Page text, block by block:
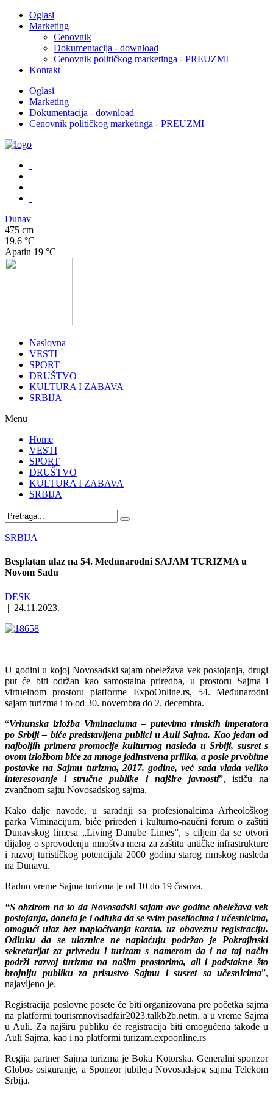
Oglasi
Marketing
Cenovnik
Dokumentacija - download
Cenovnik političkog marketinga - PREUZMI
Kontakt
Oglasi
Marketing
Dokumentacija - download
Cenovnik političkog marketinga - PREUZMI
Dunav
475 cm
19.6 °C
Apatin 19 °C
Naslovna
VESTI
SPORT
DRUŠTVO
KULTURA I ZABAVA
SRBIJA
Menu
Home
VESTI
SPORT
DRUŠTVO
KULTURA I ZABAVA
SRBIJA
SRBIJA
Besplatan ulaz na 54. Međunarodni SAJAM TURIZMA u
Novom Sadu
DESK
| 24.11.2023.
U godini u kojoj Novosadski sajam obeležava vek postojanja, drugi
put će biti održan kao samostalna priredba, u prostoru Sajma i
virtuelnom prostoru platforme ExpoOnline.rs, 54. Međunarodni
sajam turizma i to od 30. novembra do 2. decembra.
“Vrhunska izložba Viminaciuma – putevima rimskih imperatora
po Srbiji – biće predstavljena publici u Auli Sajma. Kao jedan od
najboljih primera promocije kulturnog nasleđa u Srbiji, susret s
ovom izložbom biće za mnoge jedinstvena prilika, a posle prvobitne
postavke na Sajmu turizma, 2017. godine, već sada vlada veliko
interesovanje i stručne publike i najšire javnosti”, ističu na
zvančnom sajtu Novosadskog sajma.
Kako dalje navode, u saradnji sa profesionalcima Arheološkog
parka Viminacijum, biće priređen i kulturno-naučni forum o zaštiti
Dunavskog limesa „Living Danube Limes”, s ciljem da se otvori
dijalog o sprovođenju mnoštva mera za zaštitu antičke infrastrukture
i razvoj turističkog potencijala 2000 godina starog rimskog nasleđa
na Dunavu.
Radno vreme Sajma turizma je od 10 do 19 časova.
“S obzirom na to da Novosadski sajam ove godine obeležava vek
postojanja, doneta je i odluka da se svim posetiocima i učesnicima,
omogući ulaz bez naplaćivanja karata, uz obaveznu registraciju.
Odluku da se ulaznice ne naplaćuju podržao je Pokrajinski
sekretarijat za privredu i turizam s namerom da i na taj način
podrži razvoj turizma na našim prostorima, ali i podstakne što
brojniju publiku za prisustvo Sajmu i susret sa učesnicima”,
najavljeno je.
Registracija poslovne posete će biti organizovana pre početka sajma
na platformi tourismnovisadfair2023.talkb2b.netm, a u vreme Sajma
u Auli. Za najširu publiku će registracija biti omogućena takođe u
Auli Sajma, kao i na platformi turizam.expoonline.rs
Regija partner Sajma turizma je Boka Kotorska. Generalni sponzor
Globos osiguranje, a Sponzor jubileja Novosadsjog sajma Telekom
Srbija.